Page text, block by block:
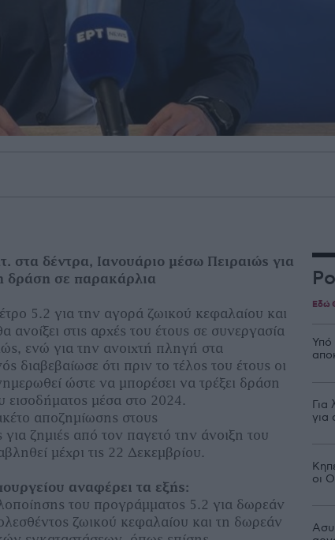
στα δέντρα, Ιανουάριο μέσω Πειραιώς για
δράση σε παρακάρλια
5.2 για την αγορά ζωικού κεφαλαίου και
ανοίξει στις αρχές του έτους σε συνεργασία
ενώ για την ανοιχτή πληγή στα
διαβεβαίωσε ότι πριν το τέλος του έτους οι
ώστε να μπορέσει να τρέξει δράση
μέσα στο 2024.
αποζημίωσης στους
ζημιές από τον παγετό την άνοιξη του
μέχρι τις 22 Δεκεμβρίου.
αναφέρει τα εξής:
του προγράμματος 5.2 για δωρεάν
ζωικού κεφαλαίου και τη δωρεάν
Εδώ
Υπό
Για
για
οι